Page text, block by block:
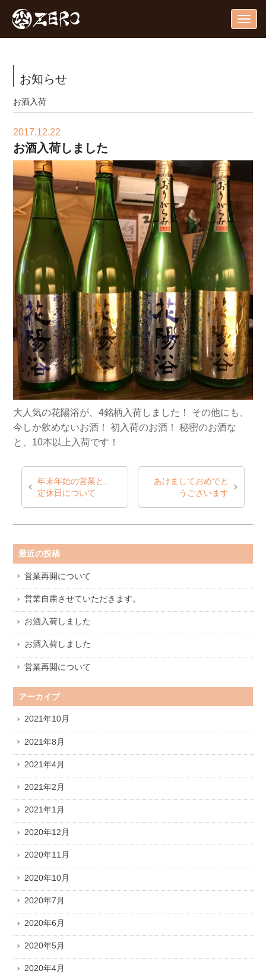
お知らせ
お酒入荷
2017.12.22
お酒入荷しました
大人気の花陽浴が、4銘柄入荷しました！
その他にも、
今しか飲めないお酒！
初入荷のお酒！
秘密のお酒な
と、10本以上入荷です！
年末年始の営業と、
定休日について
あけましておめでと
うございます
最近の投稿
営業再開について
営業自粛させていただきます。
お酒入荷しました
お酒入荷しました
営業再開について
アーカイブ
2021年10月
2021年8月
2021年4月
2021年2月
2021年1月
2020年12月
2020年11月
2020年10月
2020年7月
2020年6月
2020年5月
2020年4月